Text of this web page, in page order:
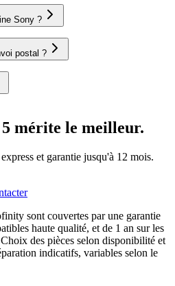
Sony ?
postal ?
mérite le meilleur.
et garantie jusqu'à 12 mois.
sont couvertes par une garantie
haute qualité, et de 1 an sur les
des pièces selon disponibilité et
indicatifs, variables selon le